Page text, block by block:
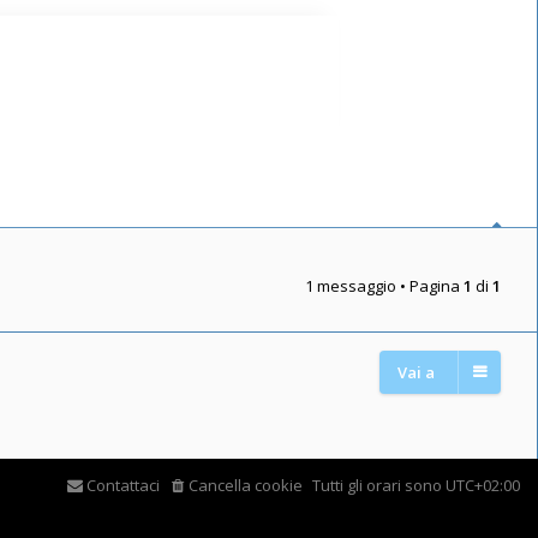
1 messaggio • Pagina 1 di 1
Vai a
Tutti gli orari sono UTC+02:00
Cancella cookie
Contattaci